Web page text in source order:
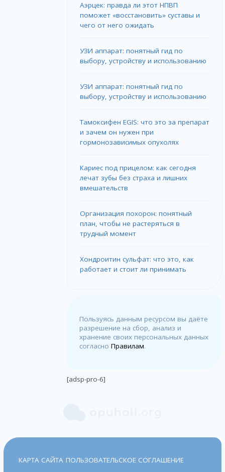
Аэрцек: правда ли этот НПВП
поможет «восстановить» суставы и
чего от него ожидать
УЗИ аппарат: понятный гид по
выбору, устройству и использованию
УЗИ аппарат: понятный гид по
выбору, устройству и использованию
Тамоксифен EGIS: что это за препарат
и зачем он нужен при
гормонозависимых опухолях
Кариес под прицелом: как сегодня
лечат зубы без страха и лишних
вмешательств
Организация похорон: понятный
план, чтобы не растеряться в
трудный момент
Хондроитин сульфат: что это, как
работает и стоит ли принимать
Пользуясь данным ресурсом вы даёте
разрешение на сбор, анализ и
хранение своих персональных данных
согласноПравилам.
[adsp-pro-6]
КАРТА САЙТА ПОЛЬЗОВАТЕЛЬСКОЕ СОГЛАШЕНИЕ